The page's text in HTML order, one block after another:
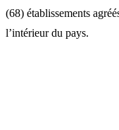
(68) établissements
l’intérieur du pays.